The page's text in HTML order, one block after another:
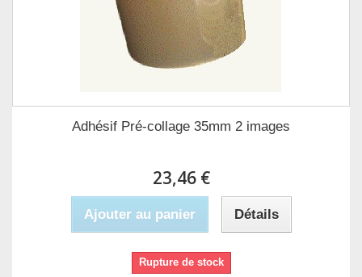
Adhésif Pré-collage 35mm 2 images
23,46 €
Ajouter au panier Détails
Rupture de stock